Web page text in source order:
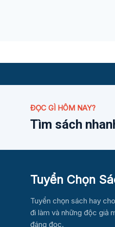
ĐỌC GÌ HÔM NAY?
Tìm sách
Tuyển Chọn
Tuyển chọn sách hay
đi làm và những độc giả
đáng đọc.